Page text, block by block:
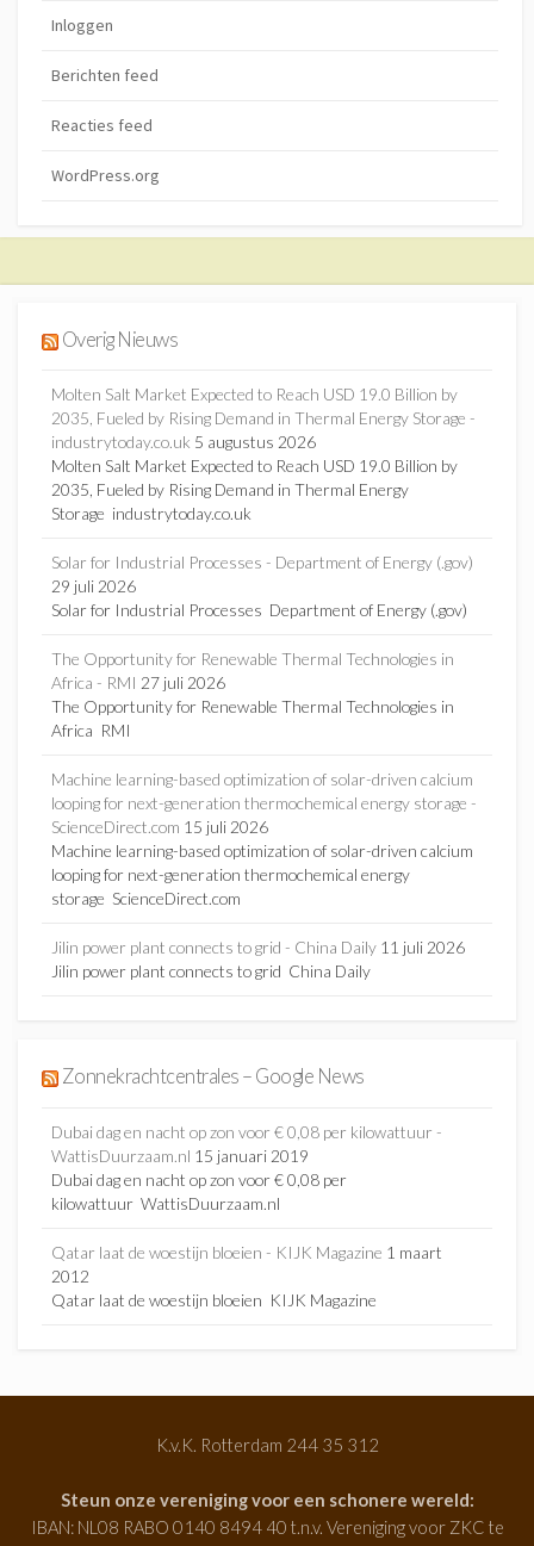
Inloggen
Berichten feed
Reacties feed
WordPress.org
Overig Nieuws
Molten Salt Market Expected to Reach USD 19.0 Billion by
2035, Fueled by Rising Demand in Thermal Energy Storage -
industrytoday.co.uk 5 augustus 2026
Molten Salt Market Expected to Reach USD 19.0 Billion by
2035, Fueled by Rising Demand in Thermal Energy
Storage industrytoday.co.uk
Solar for Industrial Processes - Department of Energy (.gov)
29 juli 2026
Solar for Industrial Processes Department of Energy (.gov)
The Opportunity for Renewable Thermal Technologies in
Africa - RMI 27 juli 2026
The Opportunity for Renewable Thermal Technologies in
Africa RMI
Machine learning-based optimization of solar-driven calcium
looping for next-generation thermochemical energy storage -
ScienceDirect.com 15 juli 2026
Machine learning-based optimization of solar-driven calcium
looping for next-generation thermochemical energy
storage ScienceDirect.com
Jilin power plant connects to grid - China Daily 11 juli 2026
Jilin power plant connects to grid China Daily
Zonnekrachtcentrales – Google News
Dubai dag en nacht op zon voor € 0,08 per kilowattuur -
WattisDuurzaam.nl 15 januari 2019
Dubai dag en nacht op zon voor € 0,08 per
kilowattuur WattisDuurzaam.nl
Qatar laat de woestijn bloeien - KIJK Magazine 1 maart
2012
Qatar laat de woestijn bloeien KIJK Magazine
K.v.K. Rotterdam 244 35 312
Steun onze vereniging voor een schonere wereld:
IBAN: NL08 RABO 0140 8494 40 t.n.v. Vereniging voor ZKC te